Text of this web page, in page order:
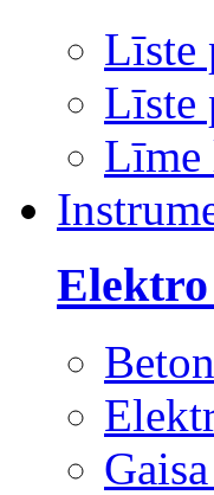
Līste
Līste
Līme